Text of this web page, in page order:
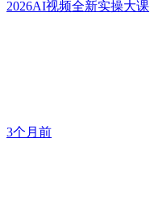
2026AI视频全新实操大课
3个月前